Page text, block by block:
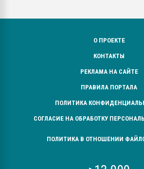
О ПРОЕКТЕ
КОНТАКТЫ
РЕКЛАМА НА САЙТЕ
ПРАВИЛА ПОРТАЛА
ПОЛИТИКА
СОГЛАСИЕ НА ОБРАБОТКУ
ПОЛИТИКА В ОТНОШЕНИИ